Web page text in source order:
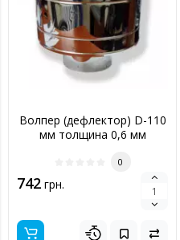
Волпер (дефлектор) D-110
мм толщина 0,6 мм
0
742 грн.